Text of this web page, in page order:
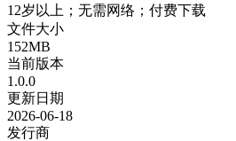
12岁以上；无需网络；付费下载
文件大小
152MB
当前版本
1.0.0
更新日期
2026-06-18
发行商